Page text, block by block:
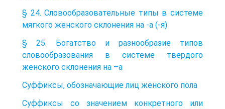
§ 24. Словообразовательные типы в системе
мягкого женского склонения на -а (-я)
§ 25. Богатство и разнообразие типов
словообразования в системе твердого
женского склонения на –а
Суффиксы, обозначающие лиц женского пола
Суффиксы со значением конкретного или